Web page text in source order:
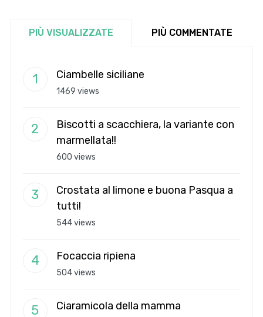
PIÙ VISUALIZZATE PIÙ COMMENTATE
Ciambelle siciliane
1469 views
Biscotti a scacchiera, la variante con
marmellata!!
600 views
Crostata al limone e buona Pasqua a
tutti!
544 views
Focaccia ripiena
504 views
Ciaramicola della mamma